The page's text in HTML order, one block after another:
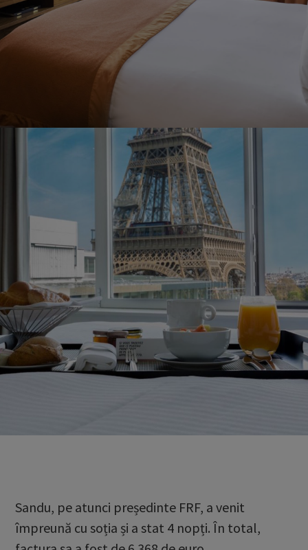
Sandu, pe atunci președinte FRF, a venit
împreună cu soția și a stat 4 nopți. În total,